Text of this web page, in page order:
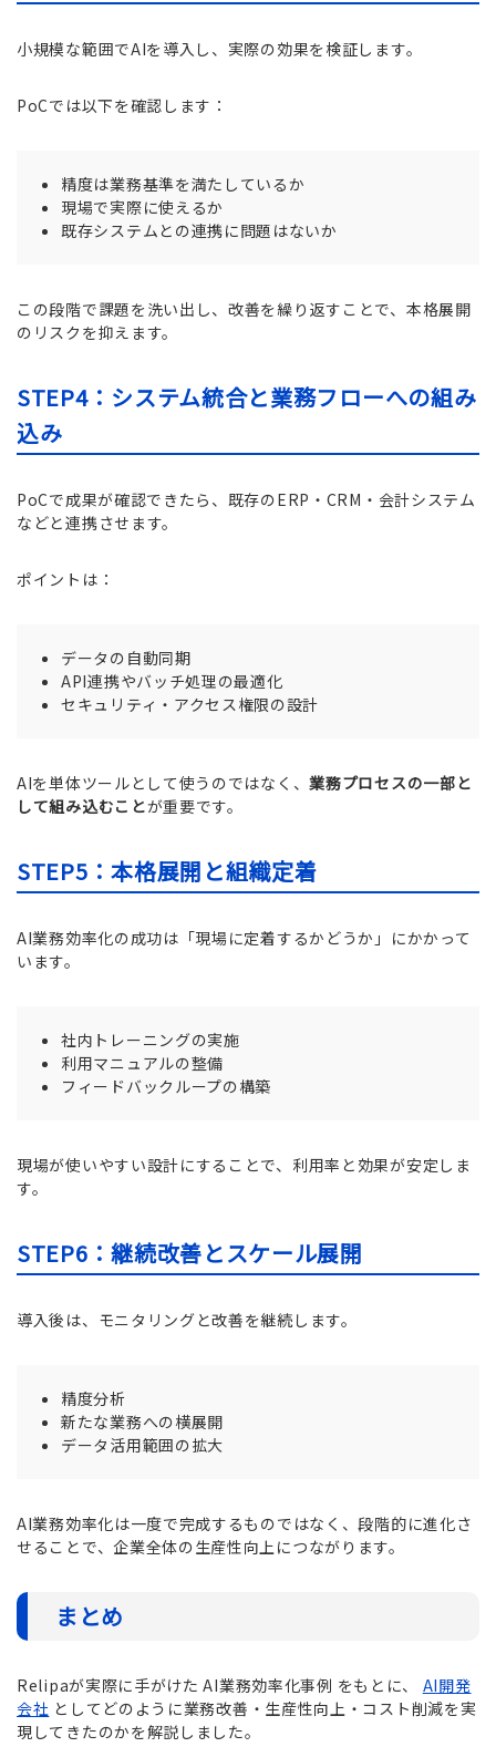
小規模な範囲でAIを導入し、実際の効果を検証します。
PoCでは以下を確認します：
精度は業務基準を満たしているか
現場で実際に使えるか
既存システムとの連携に問題はないか
この段階で課題を洗い出し、改善を繰り返すことで、本格展開
のリスクを抑えます。
STEP4：システム統合と業務フローへの組み
込み
PoCで成果が確認できたら、既存のERP・CRM・会計システム
などと連携させます。
ポイントは：
データの自動同期
API連携やバッチ処理の最適化
セキュリティ・アクセス権限の設計
AIを単体ツールとして使うのではなく、業務プロセスの一部と
して組み込むことが重要です。
STEP5：本格展開と組織定着
AI業務効率化の成功は「現場に定着するかどうか」にかかって
います。
社内トレーニングの実施
利用マニュアルの整備
フィードバックループの構築
現場が使いやすい設計にすることで、利用率と効果が安定しま
す。
STEP6：継続改善とスケール展開
導入後は、モニタリングと改善を継続します。
精度分析
新たな業務への横展開
データ活用範囲の拡大
AI業務効率化は一度で完成するものではなく、段階的に進化さ
せることで、企業全体の生産性向上につながります。
まとめ
Relipaが実際に手がけた AI業務効率化事例 をもとに、 AI開発
会社 としてどのように業務改善・生産性向上・コスト削減を実
現してきたのかを解説しました。